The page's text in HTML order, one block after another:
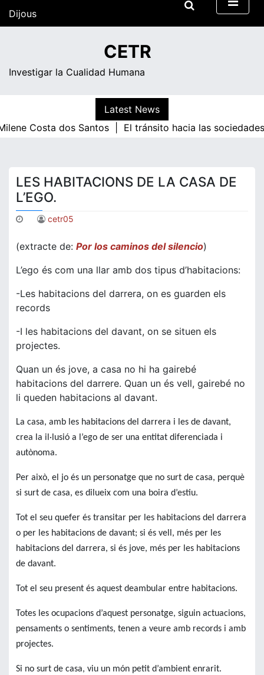
Dijous
CETR
Investigar la Cualidad Humana
Latest News
Costa dos Santos | El tránsito hacia las sociedades
LES HABITACIONS DE LA CASA DE
L’EGO.
cetr05
(extracte de: Por los caminos del silencio)
L’ego és com una llar amb dos tipus d’habitacions:
-Les habitacions del darrera, on es guarden els
records
-I les habitacions del davant, on se situen els
projectes.
Quan un és jove, a casa no hi ha gairebé
habitacions del darrere. Quan un és vell, gairebé no
li queden habitacions al davant.
La casa, amb les habitacions del darrera i les de davant,
crea la il·lusió a l’ego de ser una entitat diferenciada i
autònoma.
Per això, el jo és un personatge que no surt de casa, perquè
si surt de casa, es dilueix com una boira d’estiu.
Tot el seu quefer és transitar per les habitacions del darrera
o per les habitacions de davant; si és vell, més per les
habitacions del darrera, si és jove, més per les habitacions
de davant.
Tot el seu present és aquest deambular entre habitacions.
Totes les ocupacions d’aquest personatge, siguin actuacions,
pensaments o sentiments, tenen a veure amb records i amb
projectes.
Si no surt de casa, viu un món petit d’ambient enrarit.